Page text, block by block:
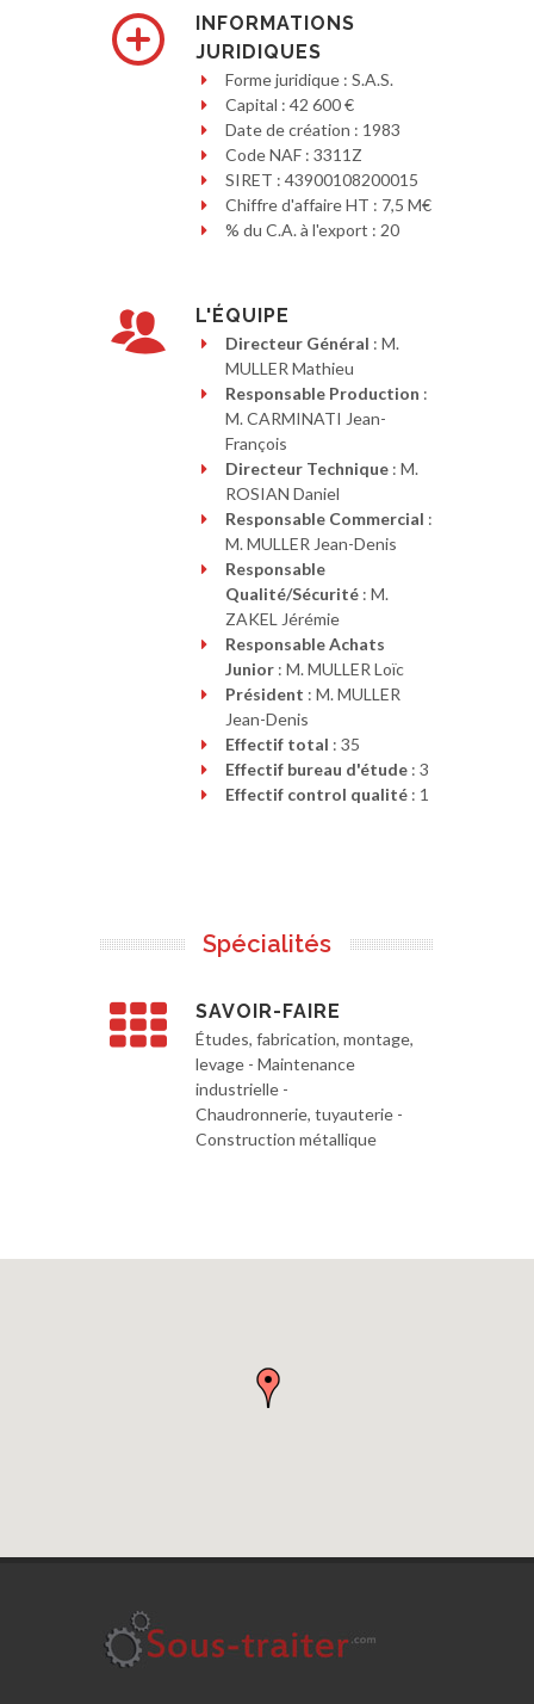
INFORMATIONS
JURIDIQUES
Forme juridique : S.A.S.
Capital : 42 600 €
Date de création : 1983
Code NAF : 3311Z
SIRET : 43900108200015
Chiffre d'affaire HT : 7,5 M€
% du C.A. à l'export : 20
L'ÉQUIPE
Directeur Général : M.
MULLER Mathieu
Responsable Production :
M. CARMINATI Jean-
François
Directeur Technique: M.
ROSIAN Daniel
Responsable Commercial :
M. MULLER Jean-Denis
Responsable
Qualité/Sécurité: M.
ZAKEL Jérémie
Responsable Achats
Junior: M. MULLER Loïc
Président : M. MULLER
Jean-Denis
Effectif total : 35
Effectif bureau d'étude: 3
Effectif control qualité: 1
Spécialités
SAVOIR-FAIRE
Études, fabrication, montage,
levage - Maintenance
industrielle -
Chaudronnerie, tuyauterie -
Construction métallique